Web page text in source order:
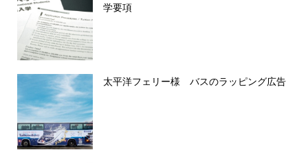
学要項
太平洋フェリー様 バスのラッピング広告